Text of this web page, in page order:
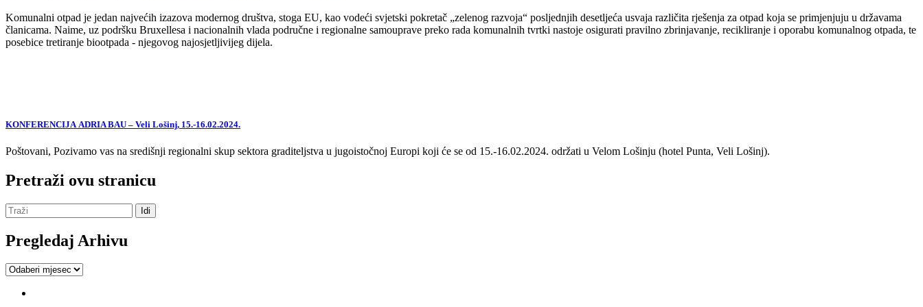
Komunalni otpad je jedan najvećih izazova modernog društva, stoga EU, kao vodeći svjetski pokretač „zelenog razvoja“ posljednjih desetljeća usvaja različita rješenja za otpad koja se primjenjuju u državama
članicama. Naime, uz podršku Bruxellesa i nacionalnih vlada područne i regionalne samouprave preko rada komunalnih tvrtki nastoje osigurati pravilno zbrinjavanje, recikliranje i oporabu komunalnog otpada, te
posebice tretiranje biootpada - njegovog najosjetljivijeg dijela.
KONFERENCIJA ADRIA BAU – Veli Lošinj, 15.-16.02.2024.
Poštovani, Pozivamo vas na središnji regionalni skup sektora graditeljstva u jugoistočnoj Europi koji će se od 15.-16.02.2024. održati u Velom Lošinju (hotel Punta, Veli Lošinj).
Pretraži ovu stranicu
Pregledaj Arhivu
Pregledaj